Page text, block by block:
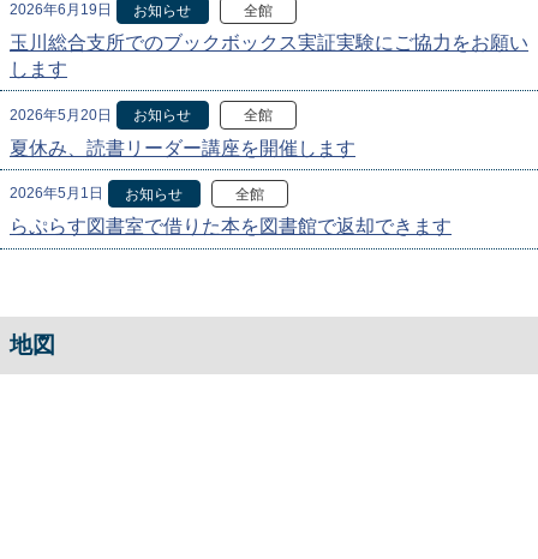
2026年6月19日 お知らせ 全館
玉川総合支所でのブックボックス実証実験にご協力をお願い
します
2026年5月20日 お知らせ 全館
夏休み、読書リーダー講座を開催します
2026年5月1日 お知らせ 全館
らぷらす図書室で借りた本を図書館で返却できます
地図